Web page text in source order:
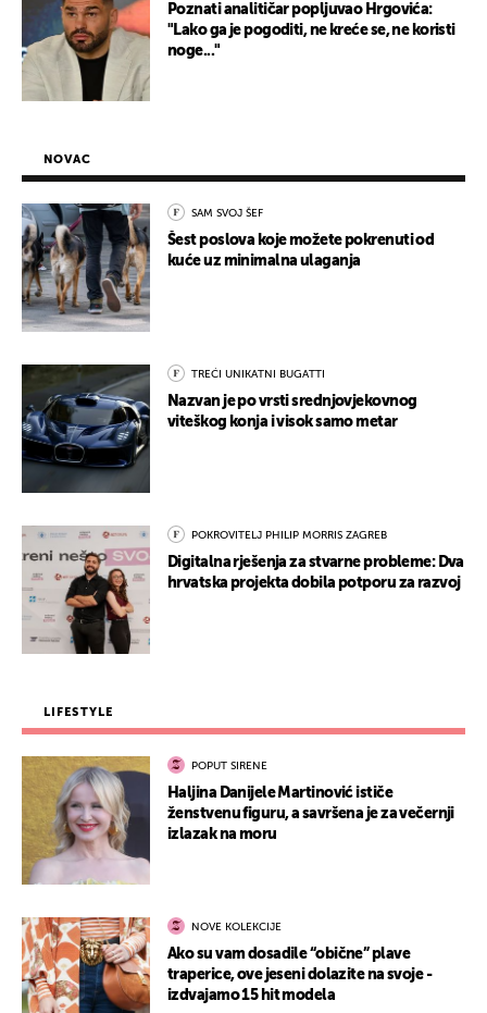
Poznati analitičar popljuvao Hrgovića:
"Lako ga je pogoditi, ne kreće se, ne koristi
noge..."
NOVAC
SAM SVOJ ŠEF
Šest poslova koje možete pokrenuti od
kuće uz minimalna ulaganja
TREĆI UNIKATNI BUGATTI
Nazvan je po vrsti srednjovjekovnog
viteškog konja i visok samo metar
POKROVITELJ PHILIP MORRIS ZAGREB
Digitalna rješenja za stvarne probleme: Dva
hrvatska projekta dobila potporu za razvoj
LIFESTYLE
POPUT SIRENE
Haljina Danijele Martinović ističe
ženstvenu figuru, a savršena je za večernji
izlazak na moru
NOVE KOLEKCIJE
Ako su vam dosadile “obične” plave
traperice, ove jeseni dolazite na svoje -
izdvajamo 15 hit modela